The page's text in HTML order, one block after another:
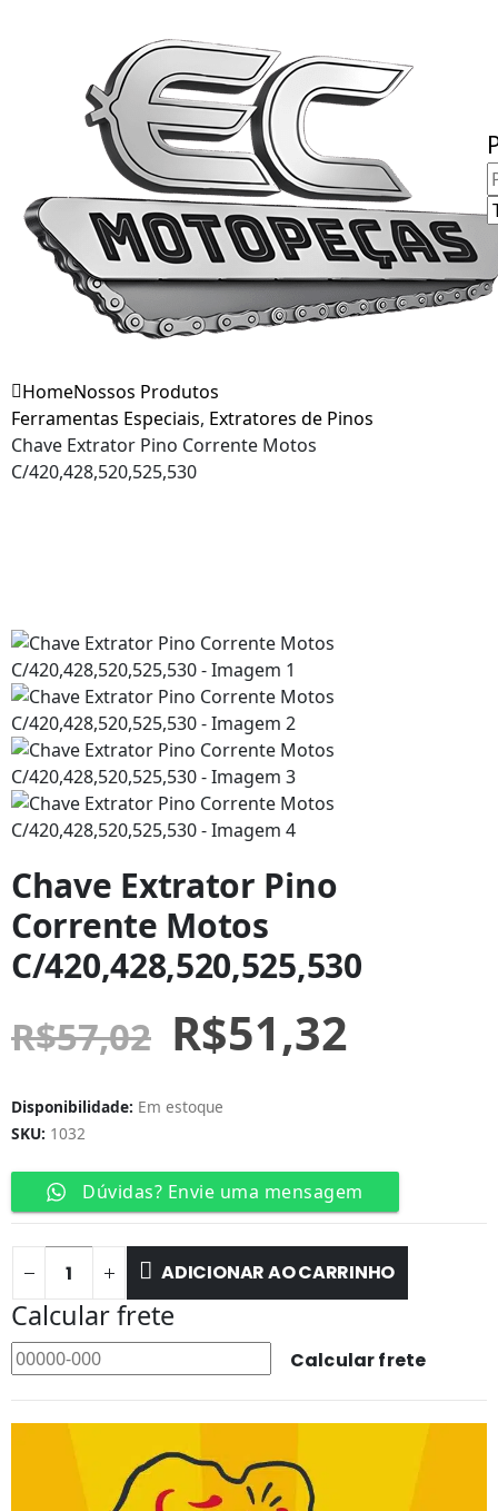
HomeNossos Produtos
Ferramentas Especiais, Extratores de Pinos
Chave Extrator Pino Corrente Motos
C/420,428,520,525,530
Chave Extrator Pino
Corrente Motos
C/420,428,520,525,530
R$57,02 R$51,32
Disponibilidade: Em estoque
SKU: 1032
Dúvidas? Envie uma mensagem
ADICIONAR AO CARRINHO
Calcular frete